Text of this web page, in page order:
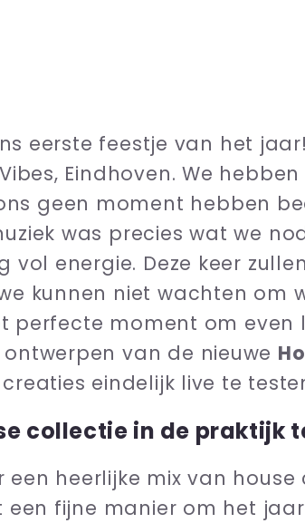
eerste feestje van het
Eindhoven. We
geen moment hebben
was precies wat we
vol energie. Deze keer
kunnen niet wachten om
perfecte moment om even
van de nieuwe
eindelijk live te
collectie in de praktijk
heerlijke mix van
een fijne manier om het